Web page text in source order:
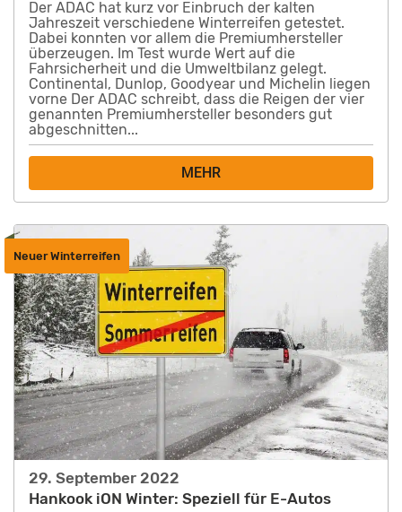
Der ADAC hat kurz vor Einbruch der kalten
Jahreszeit verschiedene Winterreifen getestet.
Dabei konnten vor allem die Premiumhersteller
überzeugen. Im Test wurde Wert auf die
Fahrsicherheit und die Umweltbilanz gelegt.
Continental, Dunlop, Goodyear und Michelin liegen
vorne Der ADAC schreibt, dass die Reigen der vier
genannten Premiumhersteller besonders gut
abgeschnitten...
MEHR
29. September 2022
Hankook iON Winter: Speziell für E-Autos
Neuer Winterreifen